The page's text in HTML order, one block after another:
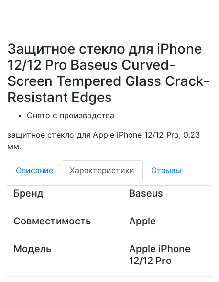
Защитное стекло для iPhone
12/12 Pro Baseus Curved-
Screen Tempered Glass Crack-
Resistant Edges
Снято с производства
защитное стекло для Apple iPhone 12/12 Pro, 0.23
мм.
Описание Характеристики Отзывы
Бренд Baseus
Совместимость Apple
Модель
Apple iPhone
12/12 Pro